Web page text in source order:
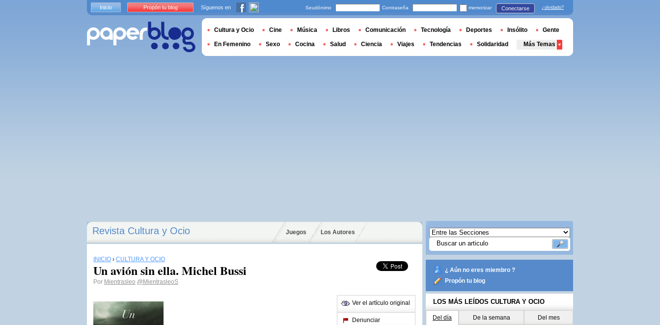
Revista Cultura y Ocio Juegos Los Autores
INICIO › CULTURA Y OCIO
Un avión sin ella. Michel Bussi
Por Mientrasleo @MientrasleoS
Ver el artículo original
Denunciar
¿ Aún no eres miembro ?
Propón tu blog
LOS MÁS LEÍDOS CULTURA Y OCIO
Del día De la semana Del mes
Inicio Propón tu blog Síguenos en Seudónimo Contraseña memorizar Conectarse ¿olvidado?
Cultura y Ocio Cine Música Libros Comunicación Tecnología Deportes Insólito Gente
En Femenino Sexo Cocina Salud Ciencia Viajes Tendencias Solidaridad Más Temas